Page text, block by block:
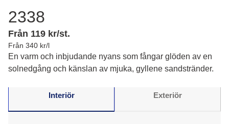
2338
Från 119 kr/st.
Från 340 kr/l
En varm och inbjudande nyans som fångar glöden av en
solnedgång och känslan av mjuka, gyllene sandstränder.
Interiör Exteriör